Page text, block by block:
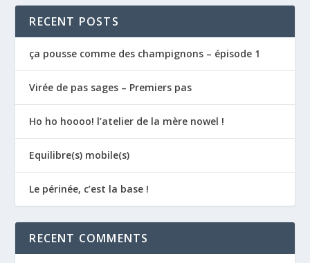
RECENT POSTS
ça pousse comme des champignons – épisode 1
Virée de pas sages – Premiers pas
Ho ho hoooo! l’atelier de la mère nowel !
Equilibre(s) mobile(s)
Le périnée, c’est la base !
RECENT COMMENTS